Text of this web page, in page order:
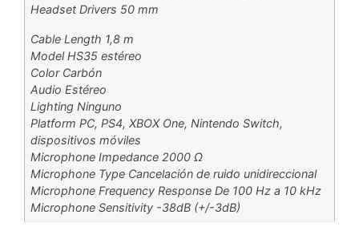
Headset Drivers 50 mm
Cable Length 1,8 m
Model HS35 estéreo
Color Carbón
Audio Estéreo
Lighting Ninguno
Platform PC, PS4, XBOX One, Nintendo Switch,
dispositivos móviles
Microphone Impedance 2000 Ω
Microphone Type Cancelación de ruido unidireccional
Microphone Frequency Response De 100 Hz a 10 kHz
Microphone Sensitivity -38dB (+/-3dB)